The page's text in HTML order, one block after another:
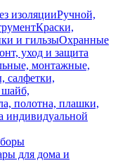
изоляцииРучной,
Краски,
и гильзыОхранные
уход и защита
монтажные,
салфетки,
шайб,
полотна, плашки,
индивидуальной
для дома и